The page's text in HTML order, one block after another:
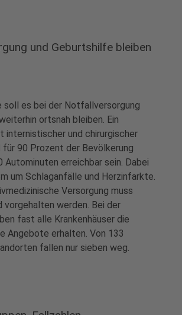
und Geburtshilfe bleiben
soll es bei der Notfallversorgung
ortsnah bleiben. Ein
internistischer und chirurgischer
für 90 Prozent der Bevölkerung
Autominuten erreichbar sein. Dabei
um Schlaganfälle und Herzinfarkte.
Versorgung muss
vorgehalten werden. Bei der
fast alle Krankenhäuser die
Angebote erhalten. Von 133
fallen nur sieben weg.